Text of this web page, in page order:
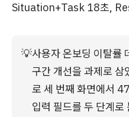
Situation+Task 18초,
💡사용자 온보딩 이탈률
구간 개선을 과제로
로 세 번째 화면에서
입력 필드를 두 단계